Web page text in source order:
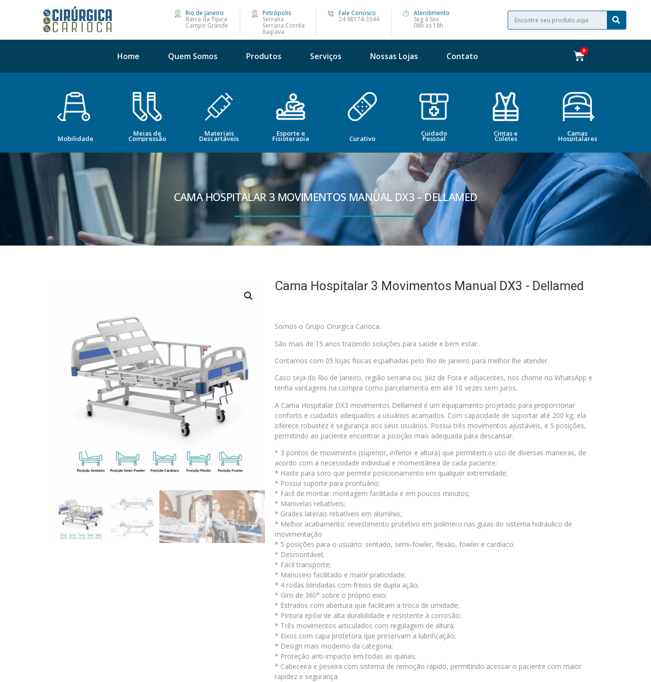
Rio de Janeiro
Barra da Tijuca
Campo Grande
Petrópolis
Serrana
Serrana Corrêa
Itaipava
Fale Conosco
24 98174-3344
Atendimento
Seg à Sex
08h às 18h
Home Quem Somos Produtos Serviços Nossas Lojas Contato
Mobilidade
Meias de
Compressão
Materiais
Descartáveis
Esporte e
Fisioterapia Curativo
Cuidado
Pessoal
Cintas e
Coletes
Camas
Hospitalares
CAMA HOSPITALAR 3 MOVIMENTOS MANUAL DX3 – DELLAMED
Cama Hospitalar 3 Movimentos Manual DX3 - Dellamed
Somos o Grupo Cirurgica Carioca.
São mais de 15 anos trazendo soluções para saúde e bem estar.
Contamos com 05 lojas físicas espalhadas pelo Rio de Janeiro para melhor lhe atender.
Caso seja do Rio de Janeiro, região serrana ou, Juiz de Fora e adjacentes, nos chame no WhatsApp e
tenha vantagens na compra como parcelamento em até 10 vezes sem juros.
A Cama Hospitalar DX3 movimentos Dellamed é um equipamento projetado para proporcionar
conforto e cuidados adequados a usuários acamados. Com capacidade de suportar até 200 kg, ela
oferece robustez e segurança aos seus usuários. Possui três movimentos ajustáveis, e 5 posições,
permitindo ao paciente encontrar a posição mais adequada para descansar.
* 3 pontos de movimento (superior, inferior e altura) que permitem o uso de diversas maneiras, de
acordo com a necessidade individual e momentânea de cada paciente;
* Haste para soro que permite posicionamento em qualquer extremidade;
* Possui suporte para prontuário;
* Fácil de montar: montagem facilitada e em poucos minutos;
* Manivelas rebatíveis;
* Grades laterais rebatíveis em alumínio;
* Melhor acabamento: revestimento protetivo em polímero nas guias do sistema hidráulico de
movimentação
* 5 posições para o usuário: sentado, semi-fowler, flexão, fowler e cardíaco.
* Desmontável;
* Fácil transporte;
* Manuseio facilitado e maior praticidade;
* 4 rodas blindadas com freios de dupla ação;
* Giro de 360° sobre o próprio eixo;
* Estrados com abertura que facilitam a troca de umidade;
* Pintura epóxi de alta durabilidade e resistente à corrosão;
* Três movimentos articulados com regulagem de altura;
* Eixos com capa protetora que preservam a lubrificação;
* Design mais moderno da categoria;
* Proteção anti-impacto em todas as quinas;
* Cabeceira e peseira com sistema de remoção rápido, permitindo acessar o paciente com maior
rapidez e segurança.